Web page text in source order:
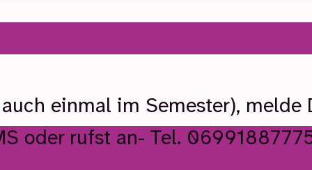
einmal im Semester), melde
oder rufst an- Tel.